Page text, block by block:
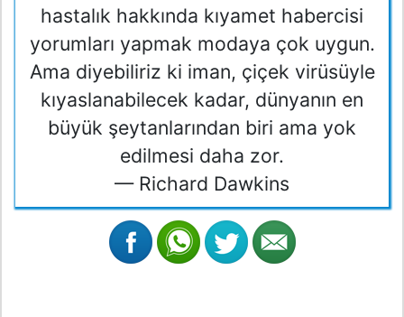
hastalık hakkında kıyamet habercisi
yorumları yapmak modaya çok uygun.
Ama diyebiliriz ki iman, çiçek virüsüyle
kıyaslanabilecek kadar, dünyanın en
büyük şeytanlarından biri ama yok
edilmesi daha zor.
— Richard Dawkins